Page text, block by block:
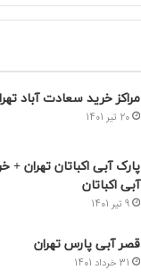
مراکز خرید سعادت‌ آباد
20 تیر 1401
پارک آبی اکباتان تهران +
آبی اکباتان
9 تیر 1401
قصر آبی پارس تهران
31 خرداد 1401